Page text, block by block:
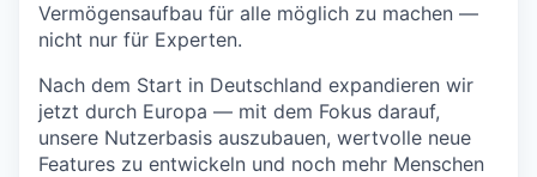
Vermögensaufbau für alle möglich zu machen —
nicht nur für Experten.
Nach dem Start in Deutschland expandieren wir
jetzt durch Europa — mit dem Fokus darauf,
unsere Nutzerbasis auszubauen, wertvolle neue
Features zu entwickeln und noch mehr Menschen